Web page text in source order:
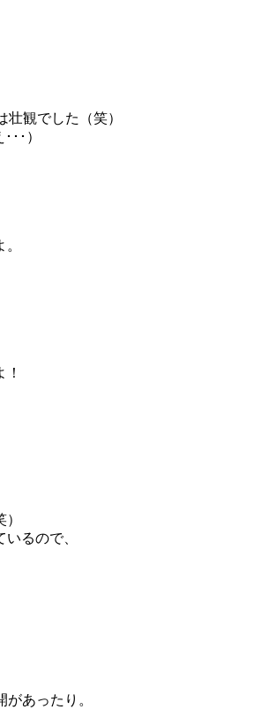
観でした（笑）
･･）
るので、
あったり。